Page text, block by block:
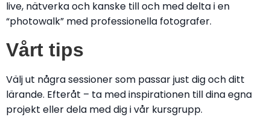
live, nätverka och kanske till och med delta i en
“photowalk” med professionella fotografer.
Vårt tips
Välj ut några sessioner som passar just dig och ditt
lärande. Efteråt – ta med inspirationen till dina egna
projekt eller dela med dig i vår kursgrupp.